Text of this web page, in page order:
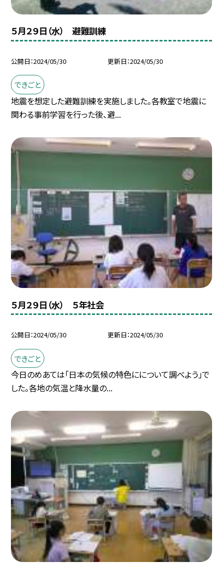
５月２９日（水） 避難訓練
公開日 2024/05/30 更新日 2024/05/30
できごと
地震を想定した避難訓練を実施しました。各教室で地震に
関わる事前学習を行った後、避...
５月２９日（水） ５年社会
公開日 2024/05/30 更新日 2024/05/30
できごと
今日のめあては「日本の気候の特色にについて調べよう」で
した。各地の気温と降水量の...